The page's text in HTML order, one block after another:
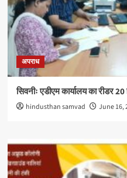
अपराध
सिवनीः एडीएम कार्यालय का रीडर
hindusthan samvad June 16,